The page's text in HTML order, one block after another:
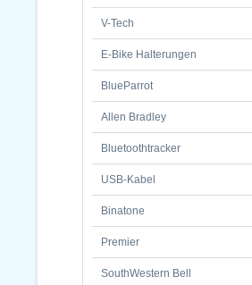
V-Tech
E-Bike Halterungen
BlueParrot
Allen Bradley
Bluetoothtracker
USB-Kabel
Binatone
Premier
SouthWestern Bell